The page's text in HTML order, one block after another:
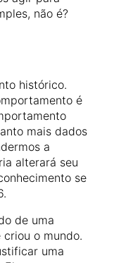
não é?
histórico.
é
mais dados
a
alterará seu
se
de uma
criou o mundo.
uma